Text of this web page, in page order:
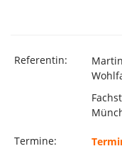
Referentin:
Termine: